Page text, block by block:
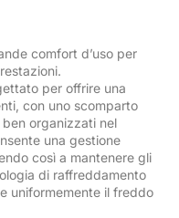
comfort d’uso per
per offrire una
con uno scomparto
organizzati nel
una gestione
così a mantenere gli
di raffreddamento
uniformemente il freddo